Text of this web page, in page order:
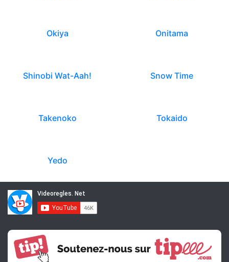
Okiya Onitama
Shinobi Wat-Aah! Snow Time
Takenoko Tokaido
Yedo